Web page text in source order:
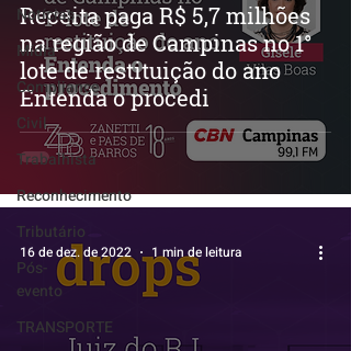
Notícias
Mídia
Compliance
Civil
Trabalhista
Reconhecimento
Tributário
Pós-
evento
TRANSPORTE
Receita paga R$ 5,7 milhões
na região de Campinas no 1°
lote de restituição do ano
Entenda o procedi
16 de dez. de 2022 1 min de leitura